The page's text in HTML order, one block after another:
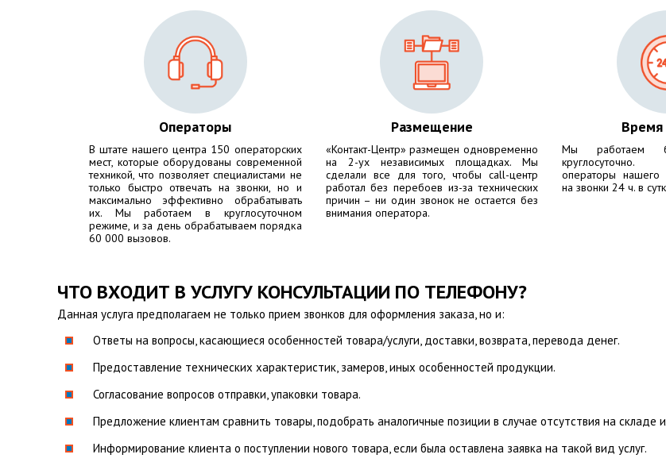
Операторы
В штате нашего центра 150 операторских
мест, которые оборудованы современной
техникой, что позволяет специалистами не
только быстро отвечать на звонки, но и
максимально эффективно обрабатывать
их. Мы работаем в круглосуточном
режиме, и за день обрабатываем порядка
60 000 вызовов.
Размещение
«Контакт-Центр» размещен одновременно
на 2-ух независимых площадках. Мы
сделали все для того, чтобы call-центр
работал без перебоев из-за технических
причин – ни один звонок не остается без
внимания оператора.
Мы работаем
круглосуточно.
операторы нашего
на звонки 24 ч. в
ЧТО ВХОДИТ В УСЛУГУ КОНСУЛЬТАЦИИ ПО ТЕЛЕФОНУ?
Данная услуга предполагаем не только прием звонков для оформления заказа, но и:
Ответы на вопросы, касающиеся особенностей товара/услуги, доставки, возврата, перевода денег.
Предоставление технических характеристик, замеров, иных особенностей продукции.
Согласование вопросов отправки, упаковки товара.
Предложение клиентам сравнить товары, подобрать аналогичные позиции в случае отсутствия на
Информирование клиента о поступлении нового товара, если была оставлена заявка на такой вид услуг.